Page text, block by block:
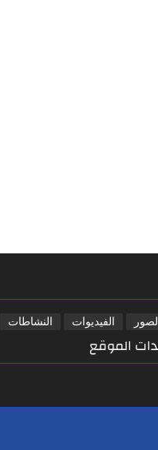
الصور الفيديوات النشاطات
الموقع